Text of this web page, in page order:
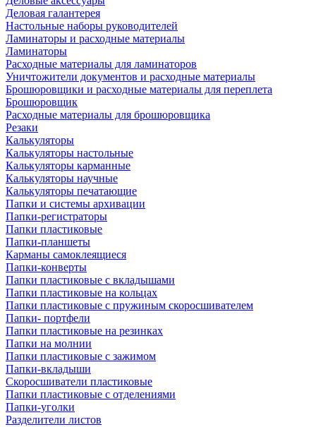
Деловая галантерея
Настольные наборы руководителей
Ламинаторы и расходные материалы
Ламинаторы
Расходные материалы для ламинаторов
Уничтожители документов и расходные материалы
Брошюровщики и расходные материалы для переплета
Брошюровщик
Расходные материалы для брошюровщика
Резаки
Калькуляторы
Калькуляторы настольные
Калькуляторы карманные
Калькуляторы научные
Калькуляторы печатающие
Папки и системы архивации
Папки-регистраторы
Папки пластиковые
Папки-планшеты
Карманы самоклеящиеся
Папки-конверты
Папки пластиковые с вкладышами
Папки пластиковые на кольцах
Папки пластиковые с пружиным скоросшивателем
Папки- портфели
Папки пластиковые на резинках
Папки на молнии
Папки пластиковые с зажимом
Папки-вкладыши
Скоросшиватели пластиковые
Папки пластиковые с отделениями
Папки-уголки
Разделители листов